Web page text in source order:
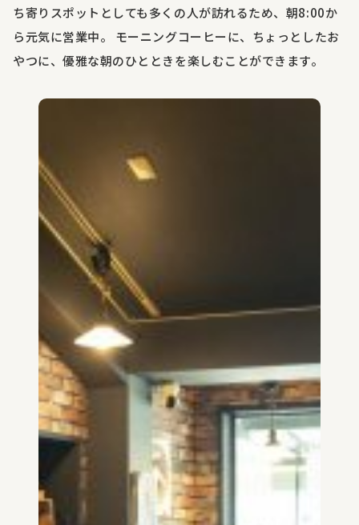
ち寄りスポットとしても多くの人が訪れるため、朝8:00か
ら元気に営業中。 モーニングコーヒーに、ちょっとしたお
やつに、優雅な朝のひとときを楽しむことができます。